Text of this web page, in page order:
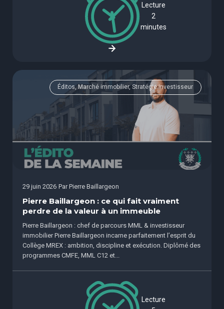
Lecture
2
minutes
Éditos, Marché immobilier, Stratégie investisseur
29 juin 2026 Par Pierre Baillargeon
Pierre Baillargeon : ce qui fait vraiment
perdre de la valeur à un immeuble
Pierre Baillargeon : chef de parcours MML & investisseur
immobilier Pierre Baillargeon incarne parfaitement l’esprit du
Collège MREX : ambition, discipline et exécution. Diplômé des
programmes CMFE, MML C12 et...
Lecture